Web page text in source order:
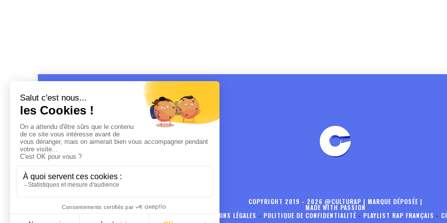
COPYRIGHT 2019 - 2026 @CULTURAP | MARQUE DÉPOSÉE |
MADE WITH PASSION
MENTIONS LÉGALES - POLITIQUE DE CONFIDENTIALITÉ - PLAYLIST RAP FRANÇAIS -